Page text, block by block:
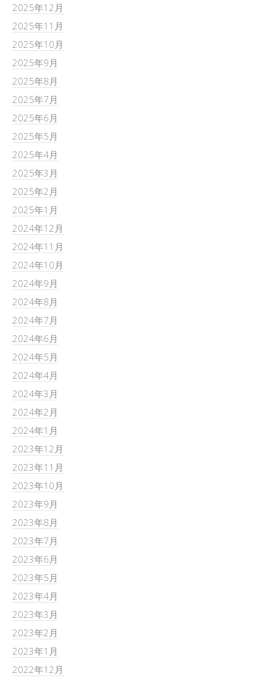
2025年12月
2025年11月
2025年10月
2025年9月
2025年8月
2025年7月
2025年6月
2025年5月
2025年4月
2025年3月
2025年2月
2025年1月
2024年12月
2024年11月
2024年10月
2024年9月
2024年8月
2024年7月
2024年6月
2024年5月
2024年4月
2024年3月
2024年2月
2024年1月
2023年12月
2023年11月
2023年10月
2023年9月
2023年8月
2023年7月
2023年6月
2023年5月
2023年4月
2023年3月
2023年2月
2023年1月
2022年12月